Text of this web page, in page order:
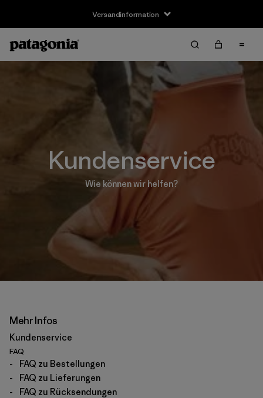
Versandinformation
Kundenservice
Wie können wir helfen?
Mehr Infos
Kundenservice
FAQ
-
FAQ zu Bestellungen
-
FAQ zu Lieferungen
-
FAQ zu Rücksendungen